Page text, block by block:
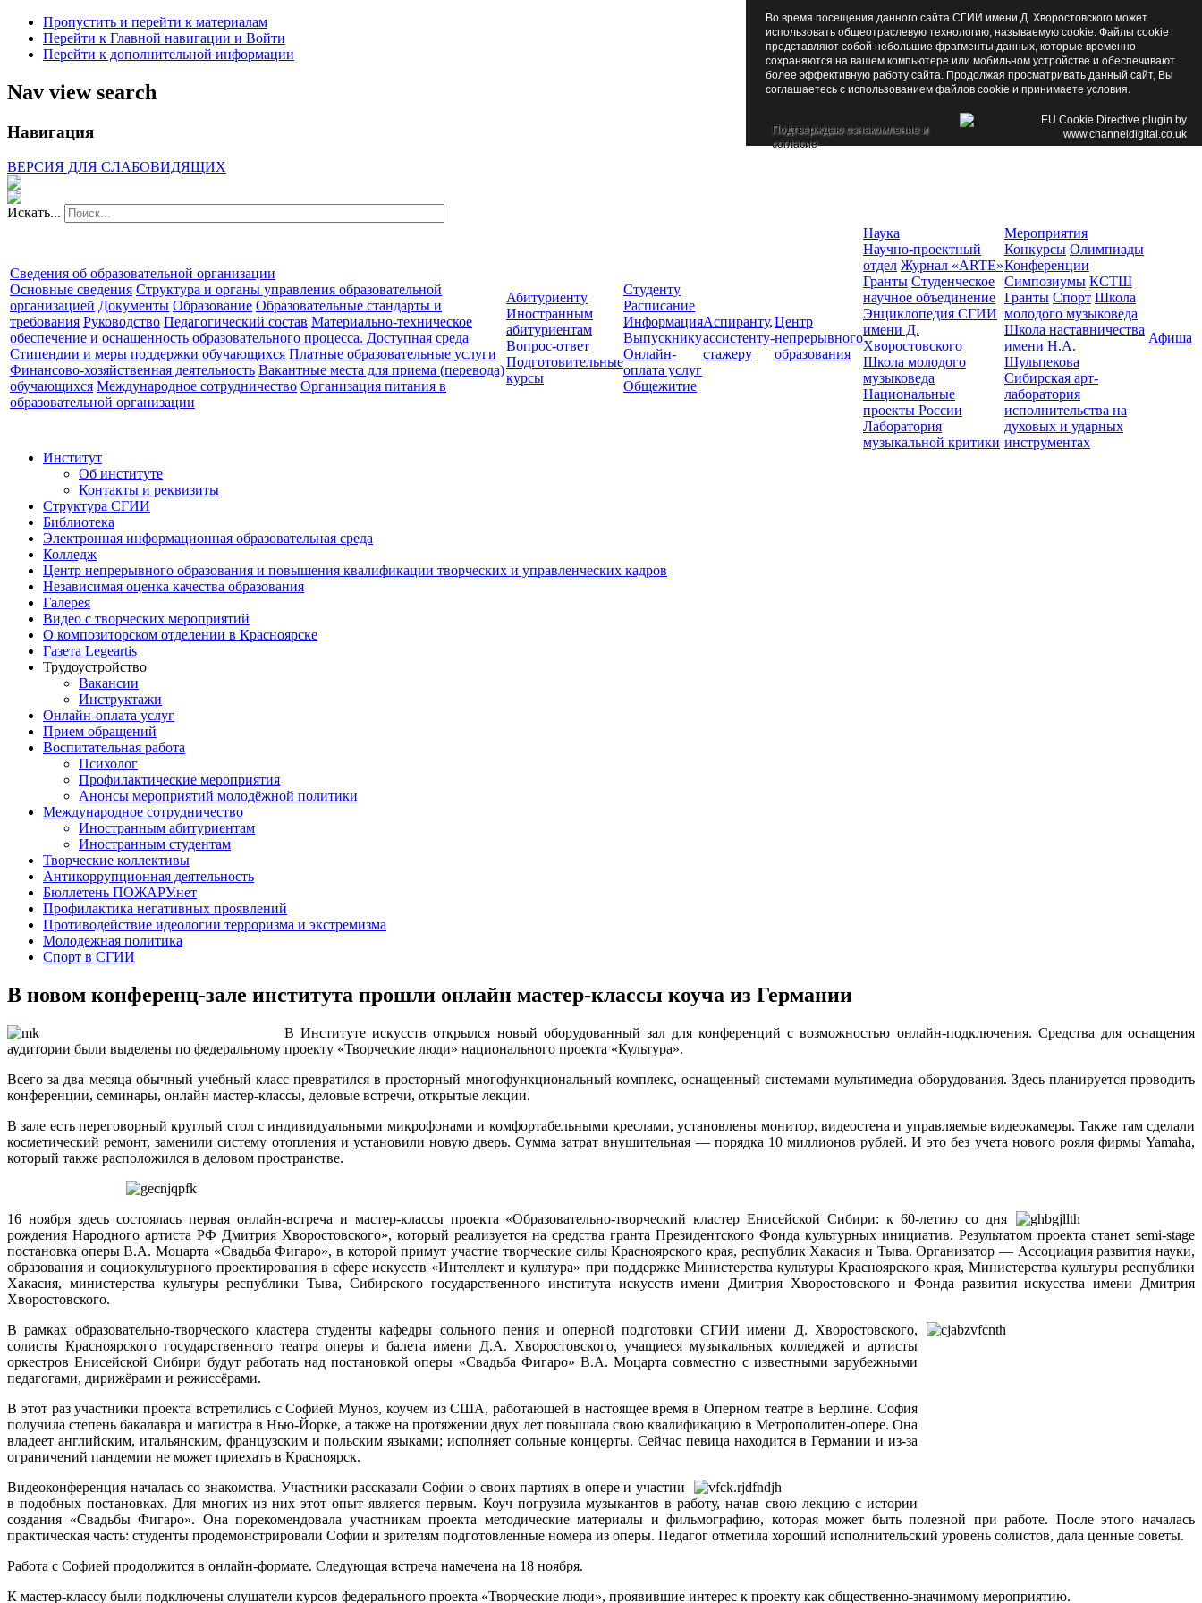
Пропустить и перейти к материалам
Перейти к Главной навигации и Войти
Перейти к дополнительной информации
Nav view search
Навигация
ВЕРСИЯ ДЛЯ СЛАБОВИДЯЩИХ
Искать...
Сведения об образовательной организации
Основные сведения Структура и органы управления образовательной
организацией Документы Образование Образовательные стандарты и
требования Руководство Педагогический состав Материально-техническое
обеспечение и оснащенность образовательного процесса. Доступная среда
Стипендии и меры поддержки обучающихся Платные образовательные услуги
Финансово-хозяйственная деятельность Вакантные места для приема (перевода)
обучающихся Международное сотрудничество Организация питания в
образовательной организации
Абитуриенту
Иностранным
абитуриентам
Вопрос-ответ
Подготовительные
курсы
Студенту
Расписание
Информация
Выпускнику
Онлайн-
оплата услуг
Общежитие
Аспиранту,
ассистенту-
стажеру
Центр
непрерывного
образования
Наука
Научно-проектный
отдел Журнал «ARTE»
Гранты Студенческое
научное объединение
Энциклопедия СГИИ
имени Д.
Хворостовского
Школа молодого
музыковеда
Национальные
проекты России
Лаборатория
музыкальной критики
Мероприятия
Конкурсы Олимпиады
Конференции
Симпозиумы КСТШ
Гранты Спорт Школа
молодого музыковеда
Школа наставничества
имени Н.А.
Шульпекова
Сибирская арт-
лаборатория
исполнительства на
духовых и ударных
инструментах
Афиша
Институт
Об институте
Контакты и реквизиты
Структура СГИИ
Библиотека
Электронная информационная образовательная среда
Колледж
Центр непрерывного образования и повышения квалификации творческих и управленческих кадров
Независимая оценка качества образования
Галерея
Видео с творческих мероприятий
О композиторском отделении в Красноярске
Газета Legeartis
Трудоустройство
Вакансии
Инструктажи
Онлайн-оплата услуг
Прием обращений
Воспитательная работа
Психолог
Профилактические мероприятия
Анонсы мероприятий молодёжной политики
Международное сотрудничество
Иностранным абитуриентам
Иностранным студентам
Творческие коллективы
Антикоррупционная деятельность
Бюллетень ПОЖАРУ.нет
Профилактика негативных проявлений
Противодействие идеологии терроризма и экстремизма
Молодежная политика
Спорт в СГИИ
В новом конференц-зале института прошли онлайн мастер-классы коуча из Германии
В Институте искусств открылся новый оборудованный зал для конференций с возможностью онлайн-подключения. Средства для оснащения
аудитории были выделены по федеральному проекту «Творческие люди» национального проекта «Культура».
Всего за два месяца обычный учебный класс превратился в просторный многофункциональный комплекс, оснащенный системами мультимедиа оборудования. Здесь планируется проводить
конференции, семинары, онлайн мастер-классы, деловые встречи, открытые лекции.
В зале есть переговорный круглый стол с индивидуальными микрофонами и комфортабельными креслами, установлены монитор, видеостена и управляемые видеокамеры. Также там сделали
косметический ремонт, заменили систему отопления и установили новую дверь. Сумма затрат внушительная — порядка 10 миллионов рублей. И это без учета нового рояля фирмы Yamaha,
который также расположился в деловом пространстве.
16 ноября здесь состоялась первая онлайн-встреча и мастер-классы проекта «Образовательно-творческий кластер Енисейской Сибири: к 60-летию со дня
рождения Народного артиста РФ Дмитрия Хворостовского», который реализуется на средства гранта Президентского Фонда культурных инициатив. Результатом проекта станет semi-stage
постановка оперы В.А. Моцарта «Свадьба Фигаро», в которой примут участие творческие силы Красноярского края, республик Хакасия и Тыва. Организатор — Ассоциация развития науки,
образования и социокультурного проектирования в сфере искусств «Интеллект и культура» при поддержке Министерства культуры Красноярского края, Министерства культуры республики
Хакасия, министерства культуры республики Тыва, Сибирского государственного института искусств имени Дмитрия Хворостовского и Фонда развития искусства имени Дмитрия
Хворостовского.
В рамках образовательно-творческого кластера студенты кафедры сольного пения и оперной подготовки СГИИ имени Д. Хворостовского,
солисты Красноярского государственного театра оперы и балета имени Д.А. Хворостовского, учащиеся музыкальных колледжей и артисты
оркестров Енисейской Сибири будут работать над постановкой оперы «Свадьба Фигаро» В.А. Моцарта совместно с известными зарубежными
педагогами, дирижёрами и режиссёрами.
В этот раз участники проекта встретились с Софией Муноз, коучем из США, работающей в настоящее время в Оперном театре в Берлине. София
получила степень бакалавра и магистра в Нью-Йорке, а также на протяжении двух лет повышала свою квалификацию в Метрополитен-опере. Она
владеет английским, итальянским, французским и польским языками; исполняет сольные концерты. Сейчас певица находится в Германии и из-за
ограничений пандемии не может приехать в Красноярск.
Видеоконференция началась со знакомства. Участники рассказали Софии о своих партиях в опере и участии
в подобных постановках. Для многих из них этот опыт является первым. Коуч погрузила музыкантов в работу, начав свою лекцию с истории
создания «Свадьбы Фигаро». Она порекомендовала участникам проекта методические материалы и фильмографию, которая может быть полезной при работе. После этого началась
практическая часть: студенты продемонстрировали Софии и зрителям подготовленные номера из оперы. Педагог отметила хороший исполнительский уровень солистов, дала ценные советы.
Работа с Софией продолжится в онлайн-формате. Следующая встреча намечена на 18 ноября.
К мастер-классу были подключены слушатели курсов федерального проекта «Творческие люди», проявившие интерес к проекту как общественно-значимому мероприятию.
Во время посещения данного сайта СГИИ имени Д. Хворостовского может
использовать общеотраслевую технологию, называемую cookie. Файлы cookie
представляют собой небольшие фрагменты данных, которые временно
сохраняются на вашем компьютере или мобильном устройстве и обеспечивают
более эффективную работу сайта. Продолжая просматривать данный сайт, Вы
соглашаетесь с использованием файлов cookie и принимаете условия.
Подтверждаю ознакомление и
согласие